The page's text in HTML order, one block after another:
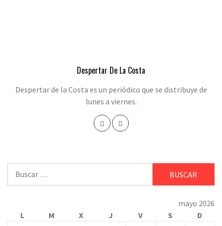
Despertar De La Costa
Despertar de la Costa es un periódico que se distribuye de
lunes a viernes.
mayo 2026
L
M X J V S
D